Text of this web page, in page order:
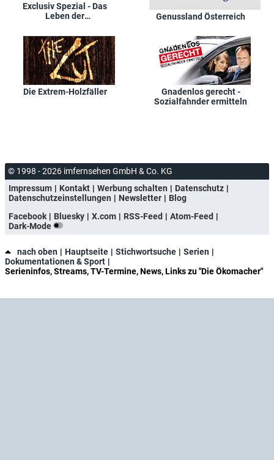
Exclusiv Spezial - Das
Leben der
Genussland Österreich
Die Extrem-Holzfäller
Gnadenlos gerecht -
Sozialfahnder ermitteln
© 1998 - 2026 imfernsehen GmbH & Co. KG
Impressum
Kontakt Werbung schalten
Datenschutz
Datenschutzeinstellungen
Newsletter
Blog
Facebook
Bluesky X.com RSS-Feed
Atom-Feed
Dark-Mode
nach oben Hauptseite Stichwortsuche
Serien
Dokumentationen & Sport
Serieninfos, Streams, TV-Termine, News, Links zu "Die Ökomacher"